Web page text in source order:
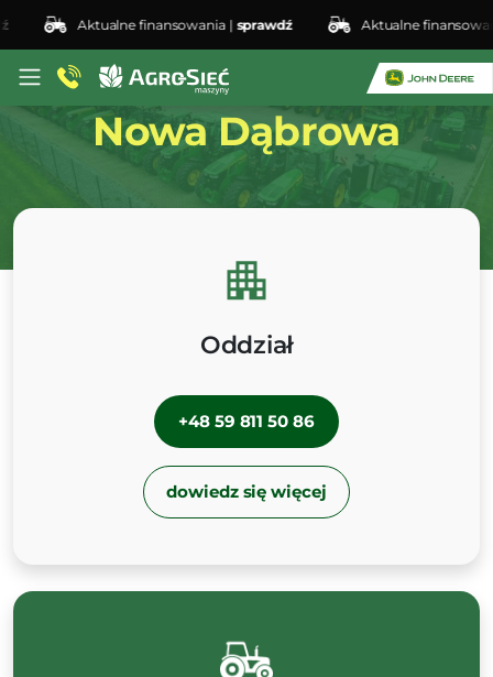
Aktualne finansowania |sprawdź Aktualne finansowania
Oddział
Nowa Dąbrowa
Oddział
+48 59 811 50 86
dowiedz się więcej